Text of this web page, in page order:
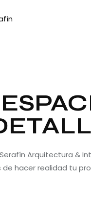
Arquitectura &
hacer realidad tu